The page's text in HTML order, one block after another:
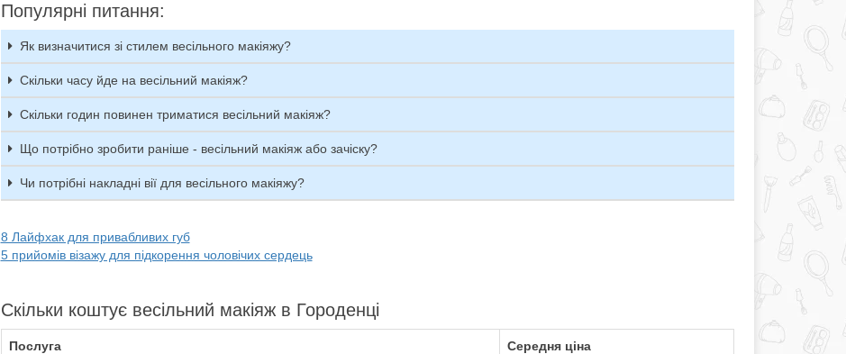
Популярні питання:
Як визначитися зі стилем весільного макіяжу?
Скільки часу йде на весільний макіяж?
Скільки годин повинен триматися весільний макіяж?
Що потрібно зробити раніше - весільний макіяж або зачіску?
Чи потрібні накладні вії для весільного макіяжу?
8 Лайфхак для привабливих губ
5 прийомів візажу для підкорення чоловічих сердець
Скільки коштує весільний макіяж в Городенці
Послуга Середня ціна